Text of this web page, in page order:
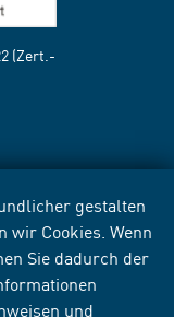
gestalten
wir Cookies. Wenn
Sie dadurch der
und
(Zert.-